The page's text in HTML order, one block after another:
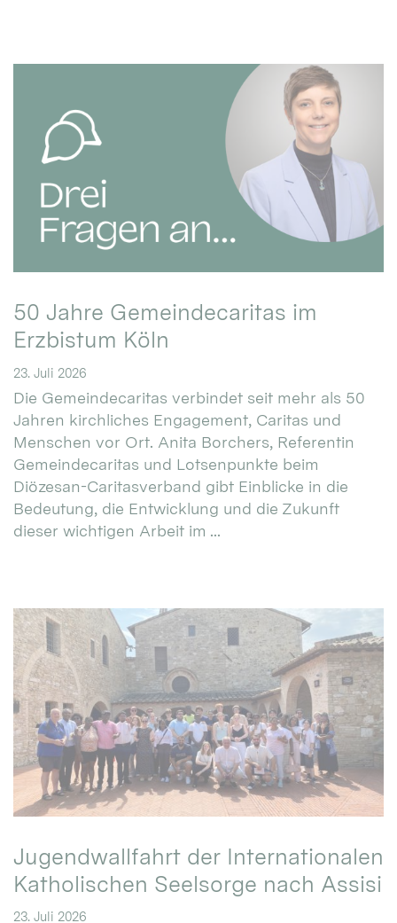
50 Jahre Gemeindecaritas im
Erzbistum Köln
23. Juli 2026
Die Gemeindecaritas verbindet seit mehr als 50
Jahren kirchliches Engagement, Caritas und
Menschen vor Ort. Anita Borchers, Referentin
Gemeindecaritas und Lotsenpunkte beim
Diözesan-Caritasverband gibt Einblicke in die
Bedeutung, die Entwicklung und die Zukunft
dieser wichtigen Arbeit im ...
Jugendwallfahrt der Internationalen
Katholischen Seelsorge nach Assisi
23. Juli 2026